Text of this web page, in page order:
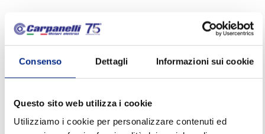
Consenso Dettagli Informazioni sui cookie
Questo sito web utilizza i cookie
Utilizziamo i cookie per personalizzare contenuti ed
Ambienti di lavoro critici e
standard igienici elevati
L’industria alimentare comprende una vasta gamma
impianti operano spesso in:
- Ambienti ad alta umidità